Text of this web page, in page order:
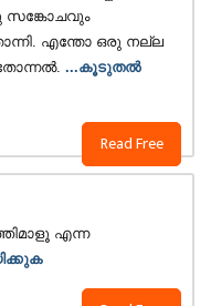
Read Free
സങ്കോചവും
എന്തോ ഒരു നല്ല
...കൂടുതൽ
എന്ന